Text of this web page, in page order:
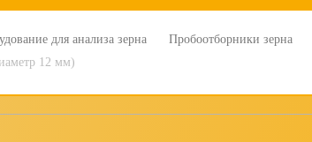
для анализа зерна Пробоотборники зерна
12 мм)